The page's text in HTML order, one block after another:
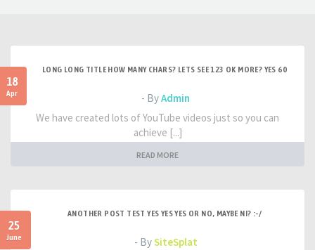
18
Apr
LONG LONG TITLE HOW MANY CHARS? LETS SEE 123 OK MORE? YES 60
- ByAdmin
We have created lots of YouTube videos just so you can
achieve [...]
READ MORE
25
June
ANOTHER POST TEST YES YES YES OR NO, MAYBE NI? :-/
- BySiteSplat